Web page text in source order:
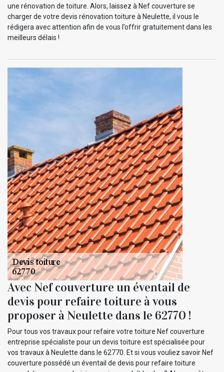
une rénovation de toiture. Alors, laissez à Nef couverture se
charger de votre devis rénovation toiture à Neulette, il vous le
rédigera avec attention afin de vous l’offrir gratuitement dans les
meilleurs délais !
Avec Nef couverture un éventail de
devis pour refaire toiture à vous
proposer à Neulette dans le 62770 !
Pour tous vos travaux pour refaire votre toiture Nef couverture
entreprise spécialiste pour un devis toiture est spécialisée pour
vos travaux à Neulette dans le 62770. Et si vous vouliez savoir Nef
couverture possédé un éventail de devis pour refaire toiture